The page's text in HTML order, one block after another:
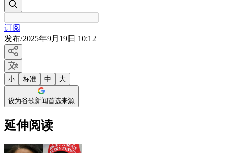
订阅
发布/2025年9月19日 10:12
小 标准 中 大
设为谷歌新闻首选来源
延伸阅读